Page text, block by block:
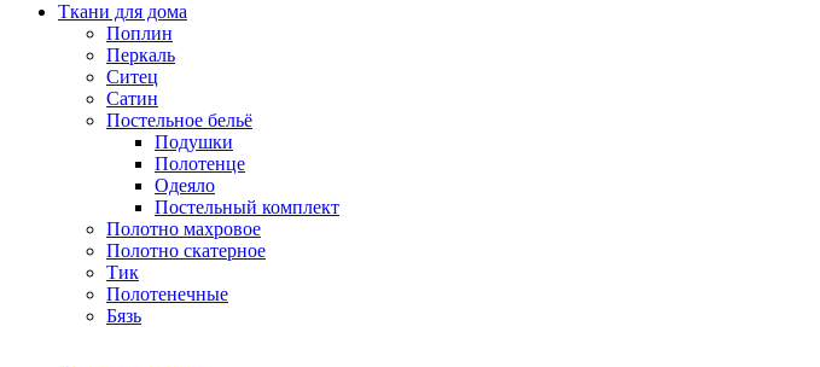
Ткани для дома
Поплин
Перкаль
Ситец
Сатин
Постельное бельё
Подушки
Полотенце
Одеяло
Постельный комплект
Полотно махровое
Полотно скатерное
Тик
Полотенечные
Бязь